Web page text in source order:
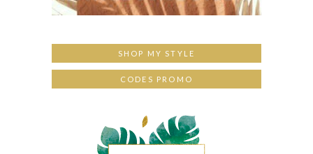
SHOP MY STYLE
CODES PROMO